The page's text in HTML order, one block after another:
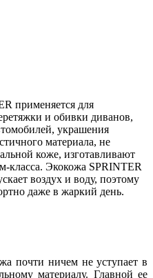
применяется для
и обивки диванов,
украшения
материала, не
коже, изготавливают
класса. Экокожа SPRINTER
воздух и воду, поэтому
даже в жаркий день.
почти ничем не уступает в
материалу. Главной ее